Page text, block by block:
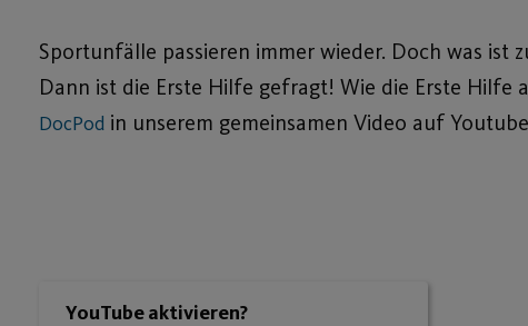
Sportunfälle passieren immer wieder. Doch was ist
Dann ist die Erste Hilfe gefragt! Wie die Erste Hilfe
DocPod in unserem gemeinsamen Video auf
YouTube aktivieren?